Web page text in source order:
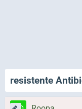
resistente